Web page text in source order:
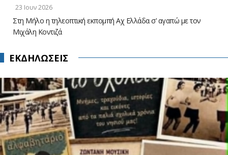
23 Ιουν 2026
Στη Μήλο η τηλεοπτική εκπομπή Αχ Ελλάδα σ’ αγαπώ με τον
Μιχάλη Κοντιζά
ΕΚΔΗΛΩΣΕΙΣ